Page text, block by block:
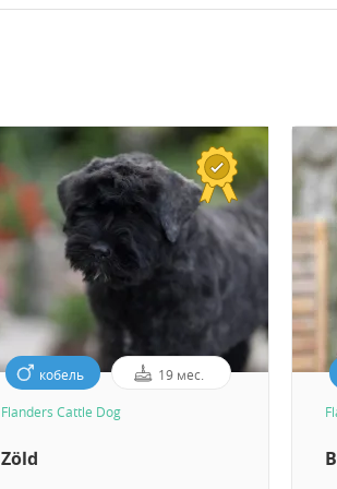
кобель 19 мес.
Flanders Cattle Dog
Zöld